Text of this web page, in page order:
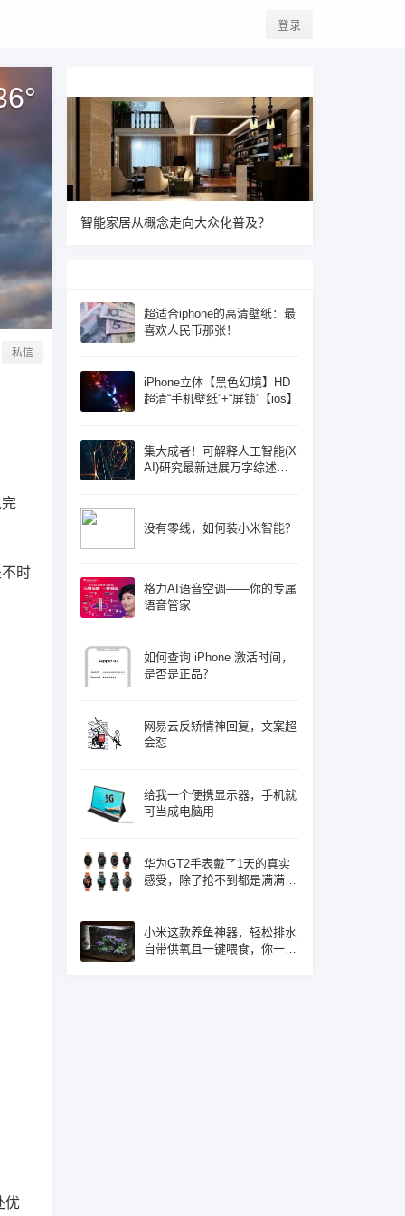
登录
°
私信
时
优
智能家居从概念走向大众化普及？
超适合iphone的高清壁纸：最
喜欢人民币那张！
iPhone立体【黑色幻境】HD
超清“手机壁纸”+“屏锁”【ios】
集大成者！可解释人工智能(X
AI)研究最新进展万字综述论
没有零线，如何装小米智能？
格力AI语音空调——你的专属
语音管家
如何查询 iPhone 激活时间，
是否是正品？
网易云反矫情神回复，文案超
会怼
给我一个便携显示器，手机就
可当成电脑用
华为GT2手表戴了1天的真实
感受，除了抢不到都是满满的
小米这款养鱼神器，轻松排水
自带供氧且一键喂食，你一定